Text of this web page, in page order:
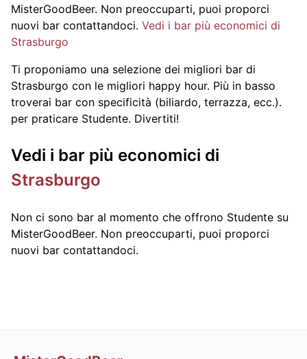
MisterGoodBeer. Non preoccuparti, puoi proporci
nuovi bar contattandoci. Vedi i bar più economici di
Strasburgo
Ti proponiamo una selezione dei migliori bar di
Strasburgo con le migliori happy hour. Più in basso
troverai bar con specificità (biliardo, terrazza, ecc.).
per praticare Studente. Divertiti!
Vedi i bar più economici di
Strasburgo
Non ci sono bar al momento che offrono Studente su
MisterGoodBeer. Non preoccuparti, puoi proporci
nuovi bar contattandoci.